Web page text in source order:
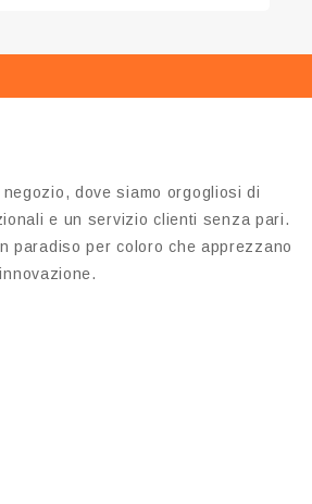
dove siamo orgogliosi di
e un servizio clienti senza pari.
paradiso per coloro che apprezzano